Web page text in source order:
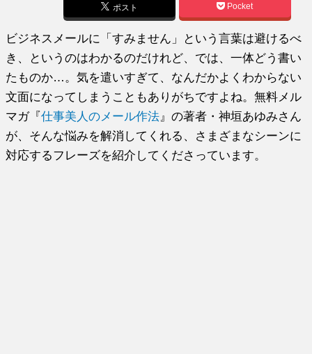
ポスト Pocket
ビジネスメールに「すみません」という言葉は避けるべ
き、というのはわかるのだけれど、では、一体どう書い
たものか…。気を遣いすぎて、なんだかよくわからない
文面になってしまうこともありがちですよね。無料メル
マガ『仕事美人のメール作法 』の著者・神垣あゆみさん
が、そんな悩みを解消してくれる、さまざまなシーンに
対応するフレーズを紹介してくださっています。